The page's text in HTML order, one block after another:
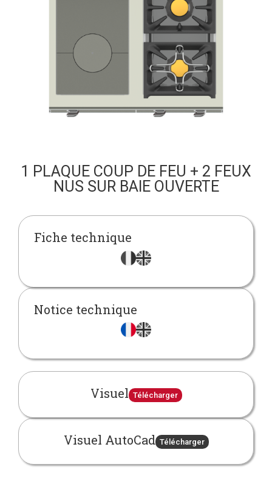
1 PLAQUE COUP DE FEU + 2 FEUX
NUS SUR BAIE OUVERTE
Fiche technique
Notice technique
Visuel Télécharger
Visuel AutoCad Télécharger